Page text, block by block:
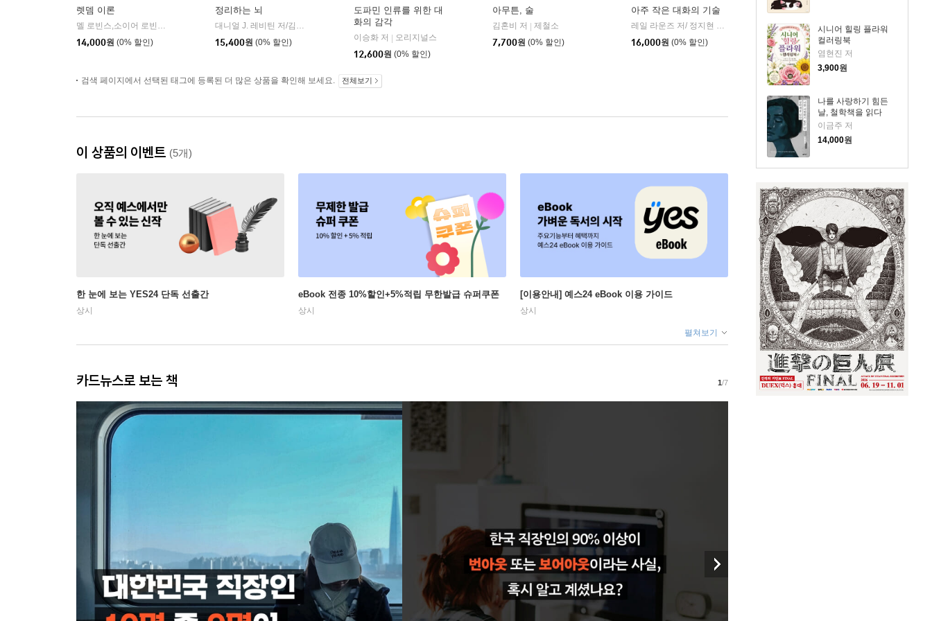
시니어 힐링 플라워
컬러링북
염현진 저
3,900원
나를 사랑하기 힘든
날, 철학책을 읽다
이금주 저
14,000원
렛뎀 이론
| 비즈니스북스
14,000원 (0% 할인)
정리하는 뇌
와이즈베리
15,400원 (0% 할인)
도파민 인류를 위한 대
화의 감각
이승화 저 | 오리지널스
12,600원 (0% 할인)
아무튼, 술
김혼비 저 | 제철소
7,700원 (0% 할인)
아주 작은 대화의 기술
16,000원 (0% 할인)
검색 페이지에서 선택된 태그에 등록된 더 많은 상품을 확인해 보세요. 전체보기
이 상품의 이벤트 (5개)
한 눈에 보는 YES24 단독 선출간
상시
eBook 전종 10%할인+5%적립 무한발급 슈퍼쿠폰
상시
[이용안내] 예스24 eBook 이용 가이드
상시
펼쳐보기
카드뉴스로 보는 책 1/7